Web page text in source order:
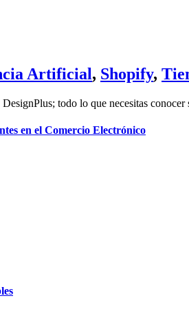
Artificial, Shopify,
todo lo que necesitas
en el Comercio Electrónico